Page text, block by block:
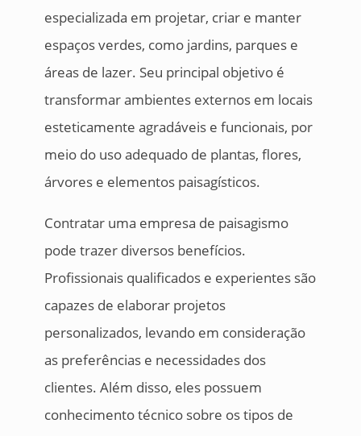
especializada em projetar, criar e manter
espaços verdes, como jardins, parques e
áreas de lazer. Seu principal objetivo é
transformar ambientes externos em locais
esteticamente agradáveis e funcionais, por
meio do uso adequado de plantas, flores,
árvores e elementos paisagísticos.
Contratar uma empresa de paisagismo
pode trazer diversos benefícios.
Profissionais qualificados e experientes são
capazes de elaborar projetos
personalizados, levando em consideração
as preferências e necessidades dos
clientes. Além disso, eles possuem
conhecimento técnico sobre os tipos de